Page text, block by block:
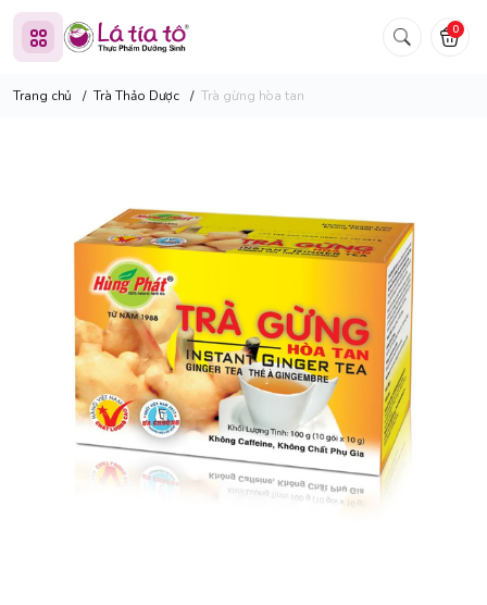
0
Trang chủ / Trà Thảo Dược / Trà gừng hòa tan